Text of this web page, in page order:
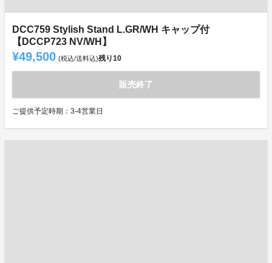
DCC759 Stylish Stand L.GR/WH キャップ付
【DCCP723 NV/WH】
¥49,500 (税込/送料込)残り10
販売終了
ご提供予定時期：3-4営業日